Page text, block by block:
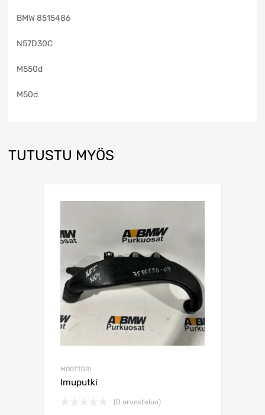
BMW 8515486
N57D30C
M550d
M50d
TUTUSTU MYÖS
MOOTTORI
Imuputki
(0 arvostelua)